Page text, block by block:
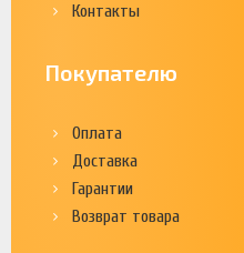
Контакты
Покупателю
Оплата
Доставка
Гарантии
Возврат товара